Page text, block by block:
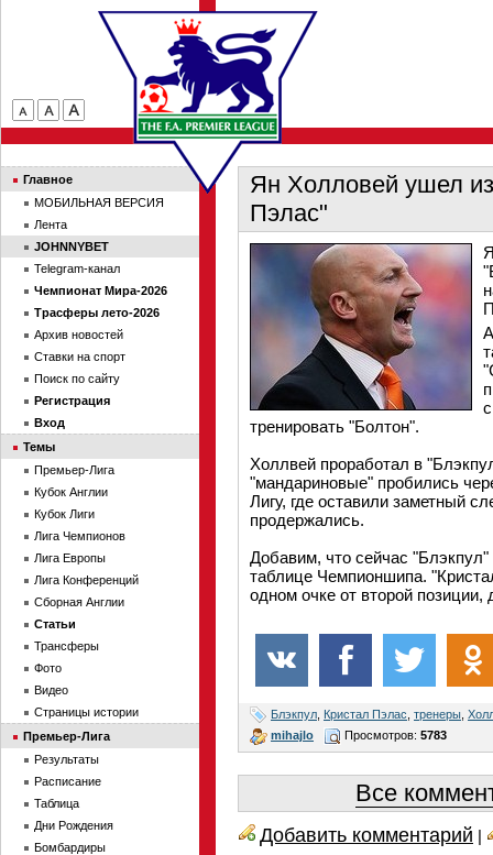
Ян Холловей ушел
Пэлас"
тренировать "Болтон".
Холлвей проработал в
"мандариновые" пробились
Лигу, где оставили заметный
продержались.
Добавим, что сейчас
таблице Чемпионшипа.
одном очке от второй
Блэкпул Кристал Пэлас тренеры
mihajlo
Просмотров: 5783
Все
Добавить комментарий |
Главное
МОБИЛЬНАЯ ВЕРСИЯ
Лента
JOHNNYBET
Telegram-канал
Чемпионат Мира-2026
Трасферы лето-2026
Архив новостей
Ставки на спорт
Поиск по сайту
Регистрация
Вход
Темы
Премьер-Лига
Кубок Англии
Кубок Лиги
Лига Чемпионов
Лига Европы
Лига Конференций
Сборная Англии
Статьи
Трансферы
Фото
Видео
Страницы истории
Премьер-Лига
Результаты
Расписание
Таблица
Дни Рождения
Бомбардиры